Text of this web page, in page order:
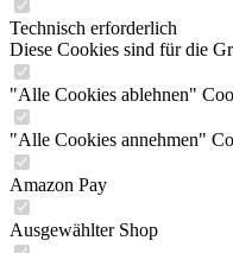
Technisch erforderlich
Diese Cookies sind für die
"Alle Cookies ablehnen"
"Alle Cookies annehmen"
Amazon Pay
Ausgewählter Shop